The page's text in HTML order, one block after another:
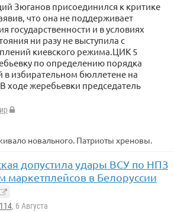
Зюганов присоединился к критике
что она не поддерживает
государственности и в условиях
ни разу не выступила с
киевского режима.ЦИК 5
по определению порядка
в избирательном бюллетене на
ходе жеребьевки председатель
новального. Патриоты хреновы.
допустила удары ВСУ по НПЗ
маркетплейсов в Белоруссии
, 6 Августа